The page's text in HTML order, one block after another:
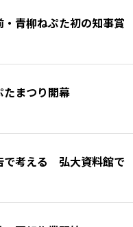
青柳ねぷた初の知事賞
たまつり開幕
で考える 弘大資料館で